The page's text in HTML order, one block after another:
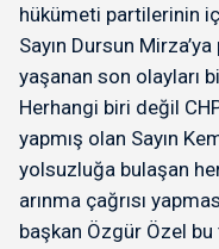
hükümeti partilerinin
Sayın Dursun
yaşanan son olayları
Herhangi biri değil
yapmış olan Sayın
yolsuzluğa bulaşan
arınma çağrısı
başkan Özgür Özel